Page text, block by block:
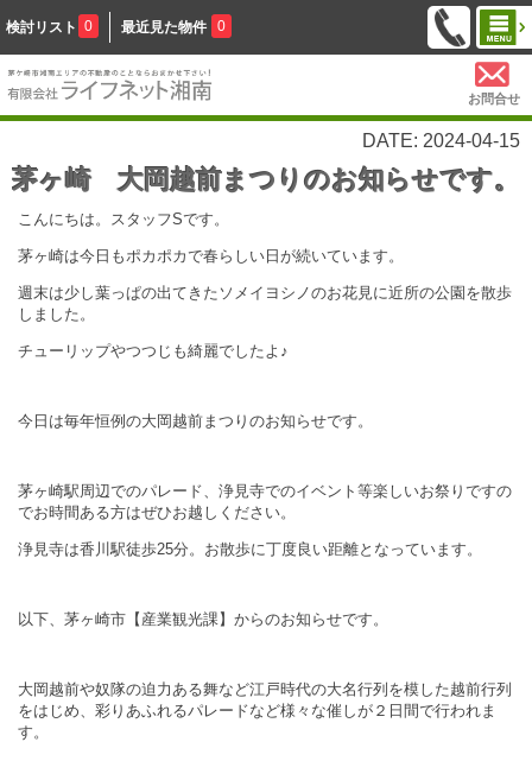
検討リスト 0 最近見た物件 0
お問合せ
DATE: 2024-04-15
茅ヶ崎 大岡越前まつりのお知らせです。
こんにちは。スタッフSです。
茅ヶ崎は今日もポカポカで春らしい日が続いています。
週末は少し葉っぱの出てきたソメイヨシノのお花見に近所の公園を散歩
しました。
チューリップやつつじも綺麗でしたよ♪
今日は毎年恒例の大岡越前まつりのお知らせです。
茅ヶ崎駅周辺でのパレード、浄見寺でのイベント等楽しいお祭りですの
でお時間ある方はぜひお越しください。
浄見寺は香川駅徒歩25分。お散歩に丁度良い距離となっています。
以下、茅ヶ崎市【産業観光課】からのお知らせです。
大岡越前や奴隊の迫力ある舞など江戸時代の大名行列を模した越前行列
をはじめ、彩りあふれるパレードなど様々な催しが２日間で行われま
す。